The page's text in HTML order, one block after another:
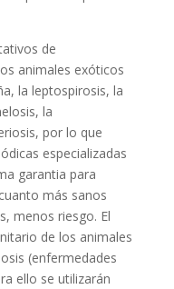
de
animales exóticos
la leptospirosis, la
la
por lo que
especializadas
garantia para
más sanos
menos riesgo. El
de los animales
(enfermedades
ello se utilizarán